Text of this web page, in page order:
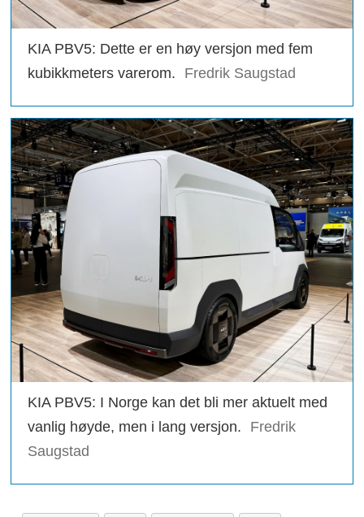
KIA PBV5: Dette er en høy versjon med fem
kubikkmeters varerom.
Fredrik Saugstad
KIA PBV5: I Norge kan det bli mer aktuelt med
vanlig høyde, men i lang versjon.
Fredrik
Saugstad